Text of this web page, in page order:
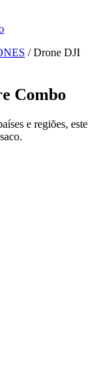
/ Drone DJI
Combo
e regiões, este